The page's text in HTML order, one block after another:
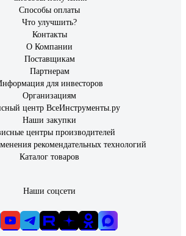
Способы оплаты
Что улучшить?
Контакты
О Компании
Поставщикам
Партнерам
для инвесторов
Организациям
центр ВсеИнструменты.ру
Наши закупки
центры производителей
рекомендательных технологий
Каталог товаров
Наши соцсети